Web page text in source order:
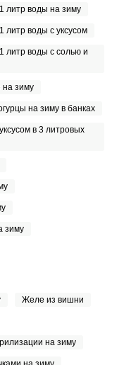
литр воды на зиму
литр воды с уксусом
литр воды с солью и
на зиму
на зиму в банках
в 3 литровых
зиму
Желе из вишни
на зиму